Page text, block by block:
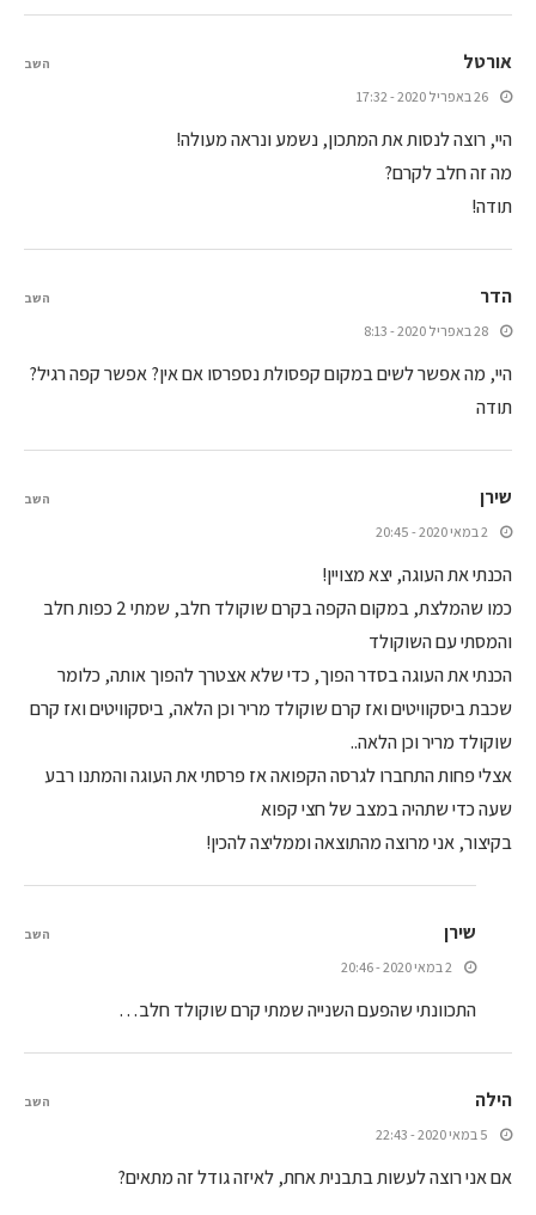
אורטל
26 באפריל 2020 - 17:32
היי, רוצה לנסות את המתכון, נשמע ונראה מעולה!
מה זה חלב לקרם?
תודה!
השב
הדר
28 באפריל 2020 - 8:13
היי, מה אפשר לשים במקום קפסולת נספרסו אם אין? אפשר קפה רגיל?
תודה
השב
שירן
2 במאי 2020 - 20:45
הכנתי את העוגה, יצא מצויין!
כמו שהמלצת, במקום הקפה בקרם שוקולד חלב, שמתי 2 כפות חלב
והמסתי עם השוקולד
הכנתי את העוגה בסדר הפוך, כדי שלא אצטרך להפוך אותה, כלומר
שכבת ביסקוויטים ואז קרם שוקולד מריר וכן הלאה, ביסקוויטים ואז קרם
שוקולד מריר וכן הלאה..
אצלי פחות התחברו לגרסה הקפואה אז פרסתי את העוגה והמתנו רבע
שעה כדי שתהיה במצב של חצי קפוא
בקיצור, אני מרוצה מהתוצאה וממליצה להכין!
השב
שירן
2 במאי 2020 - 20:46
התכוונתי שהפעם השנייה שמתי קרם שוקולד חלב…
השב
הילה
5 במאי 2020 - 22:43
אם אני רוצה לעשות בתבנית אחת, לאיזה גודל זה מתאים?
השב